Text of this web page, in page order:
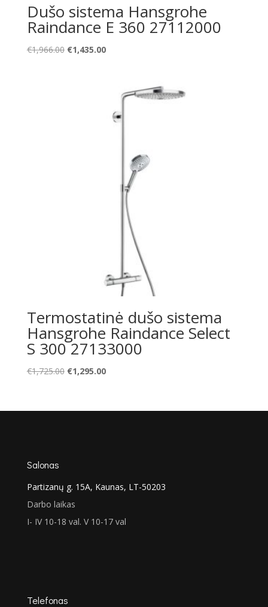
Dušo sistema Hansgrohe
Raindance E 360 27112000
€1,966.00 Original
€1,435.00Current
€1,435.00.
Termostatinė dušo sistema
Hansgrohe Raindance Select
S 300 27133000
€1,725.00 Original
€1,725.00.
€1,295.00Current
€1,295.00.
Salonas
Partizanų g. 15A, Kaunas, LT-50203
Darbo laikas
I- IV 10-18 val. V 10-17 val
Telefonas